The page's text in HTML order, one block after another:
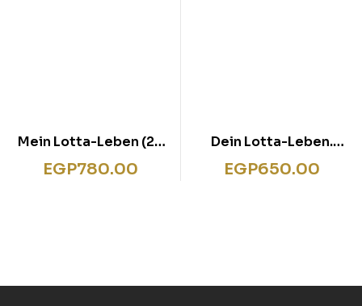
Mein Lotta-Leben (2).
Wie belämmert ist das
denn? Blau
EGP780.00
Dein Lotta-Leben.
Freundebuch
EGP650.00